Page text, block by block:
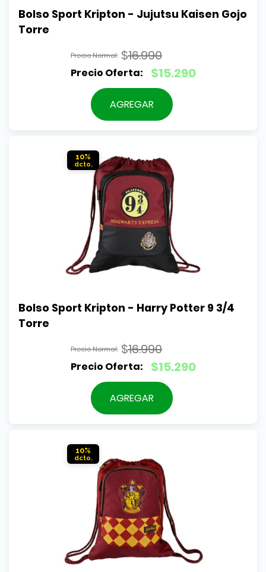
Bolso Sport Kripton - Jujutsu Kaisen Gojo
Torre
$16.990
El
precio
original
$15.290
El
precio
actual
AGREGAR
10%
Bolso Sport Kripton - Harry Potter 9 3/4
Torre
$16.990
El
precio
original
$15.290
El
precio
actual
AGREGAR
10%